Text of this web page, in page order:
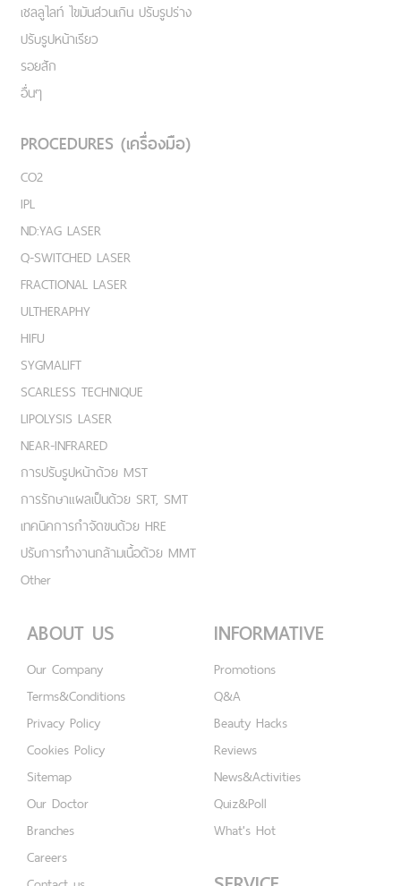
เชลลูไลท์ ไขมันส่วนเกิน ปรับรูปร่าง
ปรับรูปหน้าเรียว
รอยสัก
อื่นๆ
PROCEDURES (เครื่องมือ)
CO2
IPL
ND:YAG LASER
Q-SWITCHED LASER
FRACTIONAL LASER
ULTHERAPHY
HIFU
SYGMALIFT
SCARLESS TECHNIQUE
LIPOLYSIS LASER
NEAR-INFRARED
การปรับรูปหน้าด้วย MST
การรักษาแผลเป็นด้วย SRT, SMT
เทคนิคการกำจัดขนด้วย HRE
ปรับการทำงานกล้ามเนื้อด้วย MMT
Other
ABOUT US
Our Company
Terms&Conditions
Privacy Policy
Cookies Policy
Sitemap
Our Doctor
Branches
Careers
INFORMATIVE
Promotions
Q&A
Beauty Hacks
Reviews
News&Activities
Quiz&Poll
What's Hot